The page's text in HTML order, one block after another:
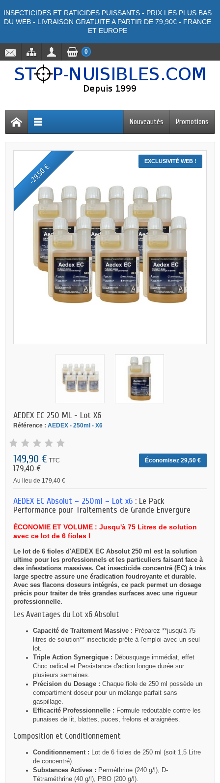
INSECTICIDES ET RATICIDES PUISSANTS - PRIX LES PLUS BAS
DU WEB - LIVRAISON GRATUITE A PARTIR DE 79,90€ - FRANCE
ET EUROPE
0
Promotions
Nouveautés
EXCLUSIVITÉ WEB !
-29,50 €
AEDEX EC 250 ML - Lot X6
Référence : AEDEX - 250ml - X6
Économisez 29,50 €
149,90 € TTC
179,40 €
Au lieu de 179,40 €
AEDEX EC Absolut – 250ml – Lot x6 : Le Pack
Performance pour Traitements de Grande Envergure
ÉCONOMIE ET VOLUME : Jusqu'à 75 Litres de solution
avec ce lot de 6 fioles !
Le lot de 6 fioles d'AEDEX EC Absolut 250 ml est la solution
ultime pour les professionnels et les particuliers faisant face à
des infestations massives. Cet insecticide concentré (EC) à très
large spectre assure une éradication foudroyante et durable.
Avec ses flacons doseurs intégrés, ce pack permet un dosage
précis pour traiter de très grandes surfaces avec une rigueur
professionnelle.
Les Avantages du Lot x6 Absolut
Capacité de Traitement Massive : Préparez **jusqu'à 75
litres de solution** insecticide prête à l'emploi avec un seul
lot.
Triple Action Synergique : Débusquage immédiat, effet
Choc radical et Persistance d'action longue durée sur
plusieurs semaines.
Précision du Dosage : Chaque fiole de 250 ml possède un
compartiment doseur pour un mélange parfait sans
gaspillage.
Efficacité Professionnelle : Formule redoutable contre les
punaises de lit, blattes, puces, frelons et araignées.
Composition et Conditionnement
Conditionnement : Lot de 6 fioles de 250 ml (soit 1,5 Litre
de concentré).
Substances Actives : Perméthrine (240 g/l), D-
Tétraméthrine (40 g/l), PBO (200 g/l).